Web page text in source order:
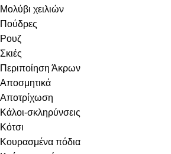
Μολύβι χειλιών
Πούδρες
Ρουζ
Σκιές
Περιποίηση Άκρων
Αποσμητικά
Αποτρίχωση
Κάλοι-σκληρύνσεις
Κότσι
Κουρασμένα πόδια